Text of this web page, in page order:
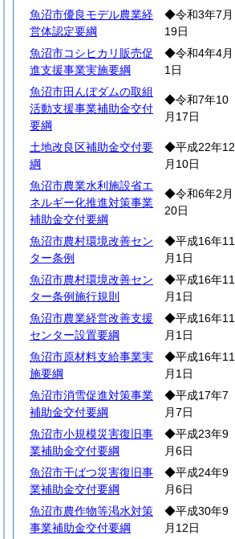
魚沼市優良モデル農業経
営体認定要綱
◆令和3年7月
19日
魚沼市コシヒカリ販売促
進支援事業実施要綱
◆令和4年4月
1日
魚沼市田んぼダムの取組
活動支援事業補助金交付
要綱
◆令和7年10
月17日
土地改良区補助金交付要
綱
◆平成22年12
月10日
魚沼市農業水利施設省エ
ネルギー化推進対策事業
補助金交付要綱
◆令和6年2月
20日
魚沼市農村環境改善セン
ター条例
◆平成16年11
月1日
魚沼市農村環境改善セン
ター条例施行規則
◆平成16年11
月1日
魚沼市農業経営改善支援
センター設置要綱
◆平成16年11
月1日
魚沼市原材料支給事業実
施要綱
◆平成16年11
月1日
魚沼市消雪促進対策事業
補助金交付要綱
◆平成17年7
月7日
魚沼市小規模災害復旧事
業補助金交付要綱
◆平成23年9
月6日
魚沼市干ばつ災害復旧事
業補助金交付要綱
◆平成24年9
月6日
魚沼市農作物等渇水対策
事業補助金交付要綱
◆平成30年9
月12日